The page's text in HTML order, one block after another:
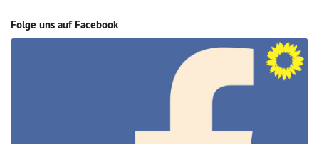
Folge uns auf Facebook